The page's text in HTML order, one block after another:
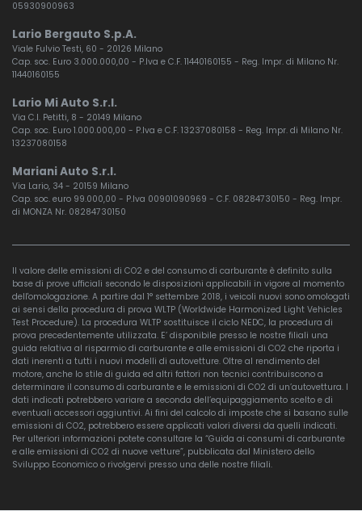
05930900963
Lario Bergauto S.p.A.
Viale Fulvio Testi, 60 - 20126 Milano
Cap. soc. Euro 3.000.000,00 - P.Iva e C.F. 11440160155 - Reg. Impr. di Milano Nr.
11440160155
Lario Mi Auto S.r.l.
Via C.I. Petitti, 8 - 20149 Milano
Cap. soc. Euro 1.000.000,00 - P.Iva e C.F. 13237080158 - Reg. Impr. di Milano Nr.
13237080158
Mariani Auto S.r.l.
Via Lario, 34 - 20159 Milano
Cap. soc. euro 99.000,00 - P.Iva 00901090969 - C.F. 08284730150 - Reg. Impr.
di MONZA Nr. 08284730150
Il valore delle emissioni di CO2 e del consumo di carburante è definito sulla
base di prove ufficiali secondo le disposizioni applicabili in vigore al momento
dell'omologazione. A partire dal 1° settembre 2018, i veicoli nuovi sono omologati
ai sensi della procedura di prova WLTP (Worldwide Harmonized Light Vehicles
Test Procedure). La procedura WLTP sostituisce il ciclo NEDC, la procedura di
prova precedentemente utilizzata. E’ disponibile presso le nostre filiali una
guida relativa al risparmio di carburante e alle emissioni di CO2 che riporta i
dati inerenti a tutti i nuovi modelli di autovetture. Oltre al rendimento del
motore, anche lo stile di guida ed altri fattori non tecnici contribuiscono a
determinare il consumo di carburante e le emissioni di CO2 di un’autovettura. I
dati indicati potrebbero variare a seconda dell’equipaggiamento scelto e di
eventuali accessori aggiuntivi. Ai fini del calcolo di imposte che si basano sulle
emissioni di CO2, potrebbero essere applicati valori diversi da quelli indicati.
Per ulteriori informazioni potete consultare la “Guida ai consumi di carburante
e alle emissioni di CO2 di nuove vetture”, pubblicata dal Ministero dello
Sviluppo Economico o rivolgervi presso una delle nostre filiali.